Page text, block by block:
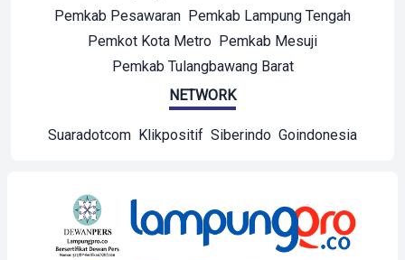
Pemkab Pesawaran Pemkab Lampung Tengah
Pemkot Kota Metro Pemkab Mesuji
Pemkab Tulangbawang Barat
NETWORK
Suaradotcom Klikpositif Siberindo Goindonesia